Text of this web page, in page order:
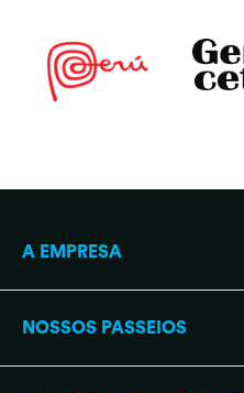
A EMPRESA
NOSSOS PASSEIOS